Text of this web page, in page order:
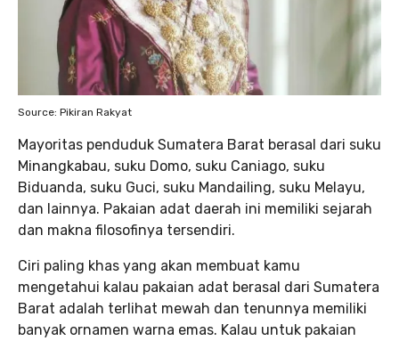
Source: Pikiran Rakyat
Mayoritas penduduk Sumatera Barat berasal dari suku
Minangkabau, suku Domo, suku Caniago, suku
Biduanda, suku Guci, suku Mandailing, suku Melayu,
dan lainnya. Pakaian adat daerah ini memiliki sejarah
dan makna filosofinya tersendiri.
Ciri paling khas yang akan membuat kamu
mengetahui kalau pakaian adat berasal dari Sumatera
Barat adalah terlihat mewah dan tenunnya memiliki
banyak ornamen warna emas. Kalau untuk pakaian